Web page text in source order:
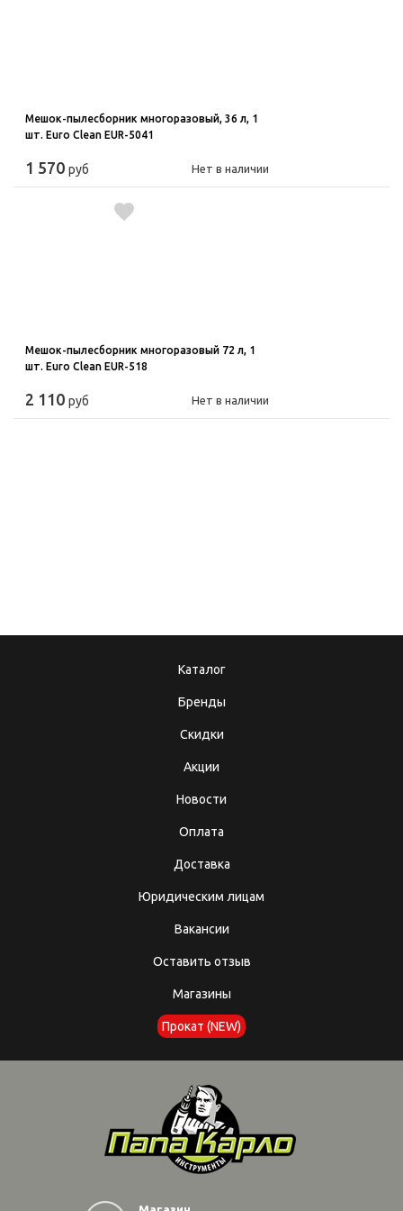
Мешок-пылесборник многоразовый, 36 л, 1
шт. Euro Clean EUR-5041
1 570 руб Нет в наличии
Мешок-пылесборник многоразовый 72 л, 1
шт. Euro Clean EUR-518
2 110 руб Нет в наличии
Каталог
Бренды
Скидки
Акции
Новости
Оплата
Доставка
Юридическим лицам
Вакансии
Оставить отзыв
Магазины
Прокат (NEW)